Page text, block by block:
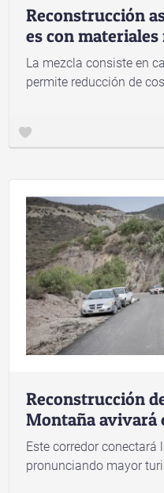
Reconstrucción
es con materiales
La mezcla consiste en
permite reducción de
Reconstrucción
Montaña avivará
Este corredor conectará
pronunciando mayor